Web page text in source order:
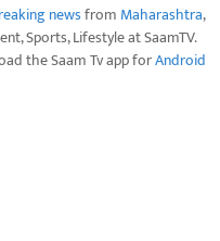
newsfrom Maharashtra,
Sports, Lifestyle at SaamTV.
the Saam Tv app forAndroid